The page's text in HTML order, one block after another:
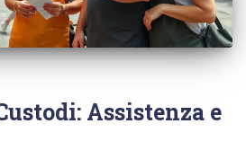
Assistenza e